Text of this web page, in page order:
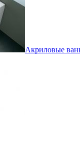
Акриловые